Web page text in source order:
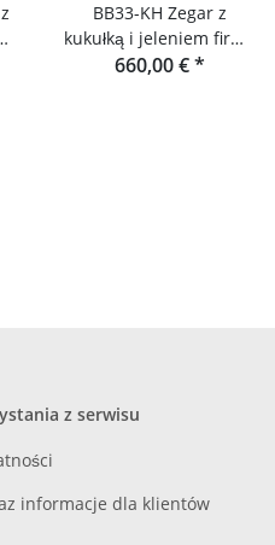
BB33-KH Zegar z
kukułką i jeleniem firmy
Rombach & Haas
660,00 €*
z serwisu
informacje dla klientów